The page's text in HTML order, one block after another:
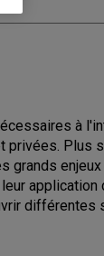
à
privées. Plus
grands
application
différentes